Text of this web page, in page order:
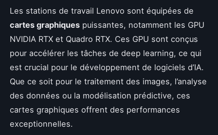
Les stations de travail Lenovo sont équipées de
cartes graphiques puissantes, notamment les GPU
NVIDIA RTX et Quadro RTX. Ces GPU sont conçus
pour accélérer les tâches de deep learning, ce qui
est crucial pour le développement de logiciels d’IA.
Que ce soit pour le traitement des images, l’analyse
des données ou la modélisation prédictive, ces
cartes graphiques offrent des performances
exceptionnelles.